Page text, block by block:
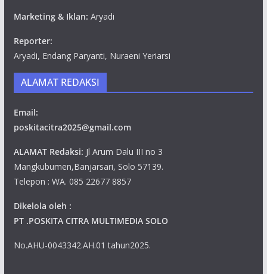
Marketing & Iklan: Aryadi
Reporter:
Aryadi, Endang Paryanti, Nuraeni Yeriarsi
ALAMAT REDAKSI
Email:
poskitacitra2025@gmail.com
ALAMAT Redaksi: Jl Arum Dalu III no 3
Mangkubumen,Banjarsari, Solo 57139.
Telepon : WA. 085 22677 8857
Dikelola oleh :
PT .POSKITA CITRA MULTIMEDIA SOLO
No.AHU-0043342.AH.01 tahun2025.